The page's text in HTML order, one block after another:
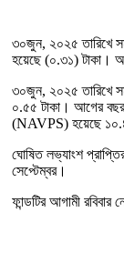
৩০জুন, ২০২৫ তারিখে
হয়েছে (০.৩১) টাকা।
৩০জুন, ২০২৫ তারিখে
০.৫৫ টাকা। আগের
(NAVPS) হয়েছে
ঘোষিত লভ্যাংশ প্রাপ্তির
সেপ্টেম্বর।
ফান্ডটির আগামী রবিবার